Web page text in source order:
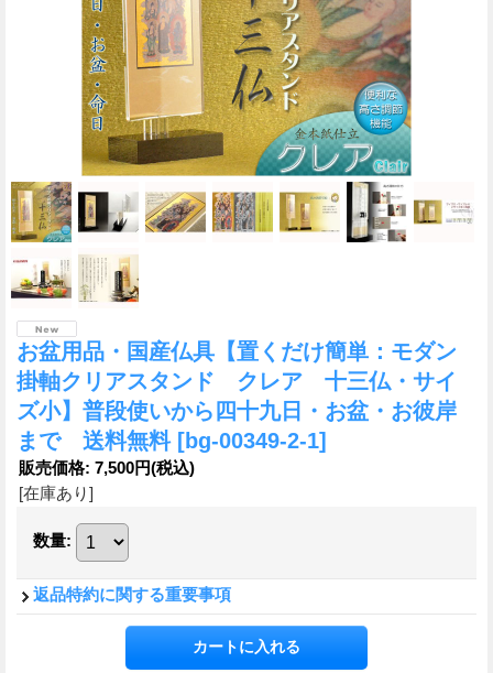
お盆用品・国産仏具【置くだけ簡単：モダン
掛軸クリアスタンド クレア 十三仏・サイ
ズ小】普段使いから四十九日・お盆・お彼岸
まで 送料無料 [bg-00349-2-1]
販売価格: 7,500円(税込)
[在庫あり]
数量:
返品特約に関する重要事項